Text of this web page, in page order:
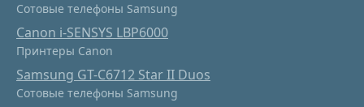
Сотовые телефоны Samsung
Canon i-SENSYS LBP6000
Принтеры Canon
Samsung GT-C6712 Star II Duos
Сотовые телефоны Samsung